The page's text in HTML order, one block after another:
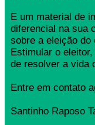
E um material de
diferencial na sua
sobre a eleição do
Estimular o
de resolver a vida
Entre em contato
Santinho Raposo